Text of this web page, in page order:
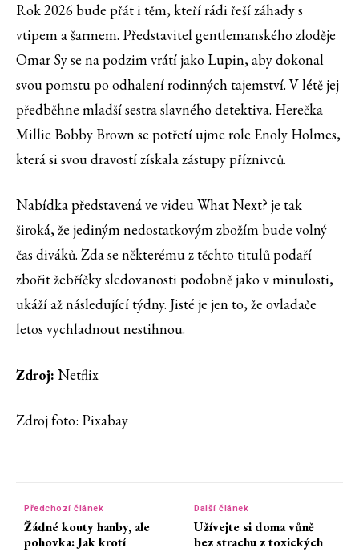
Rok 2026 bude přát i těm, kteří rádi řeší záhady s
vtipem a šarmem. Představitel gentlemanského zloděje
Omar Sy se na podzim vrátí jako Lupin, aby dokonal
svou pomstu po odhalení rodinných tajemství. V létě jej
předběhne mladší sestra slavného detektiva. Herečka
Millie Bobby Brown se potřetí ujme role Enoly Holmes,
která si svou dravostí získala zástupy příznivců.
Nabídka představená ve videu What Next? je tak
široká, že jediným nedostatkovým zbožím bude volný
čas diváků. Zda se některému z těchto titulů podaří
zbořit žebříčky sledovanosti podobně jako v minulosti,
ukáží až následující týdny. Jisté je jen to, že ovladače
letos vychladnout nestihnou.
Zdroj: Netflix
Zdroj foto: Pixabay
Předchozí článek
Žádné kouty hanby, ale
pohovka: Jak krotí
Další článek
Užívejte si doma vůně
bez strachu z toxických